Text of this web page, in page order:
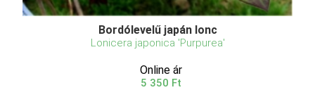
Bordólevelű japán lonc
Lonicera japonica 'Purpurea'
Online ár
5 350 Ft